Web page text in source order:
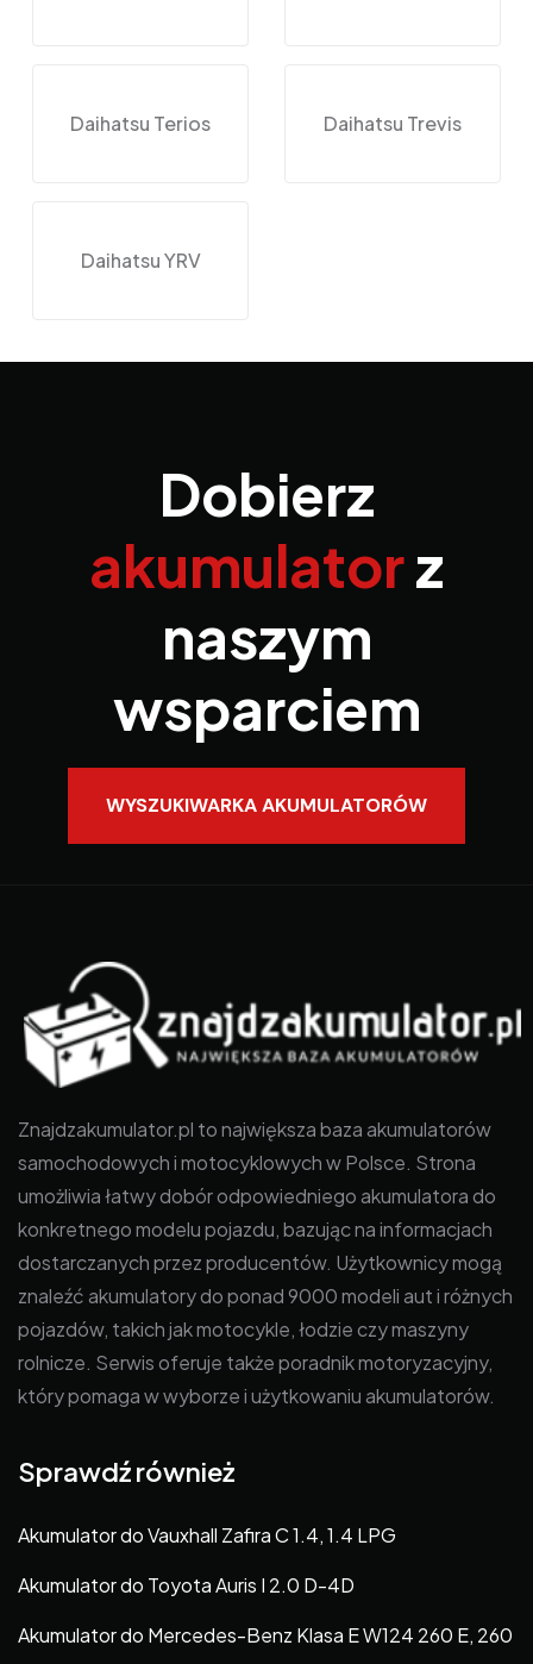
Daihatsu Terios Daihatsu Trevis
Daihatsu YRV
Dobierz
akumulatorz
naszym
wsparciem
WYSZUKIWARKA AKUMULATORÓW
Znajdzakumulator.pl to największa baza akumulatorów
samochodowych i motocyklowych w Polsce. Strona
umożliwia łatwy dobór odpowiedniego akumulatora do
konkretnego modelu pojazdu, bazując na informacjach
dostarczanych przez producentów. Użytkownicy mogą
znaleźć akumulatory do ponad 9000 modeli aut i różnych
pojazdów, takich jak motocykle, łodzie czy maszyny
rolnicze. Serwis oferuje także poradnik motoryzacyjny,
który pomaga w wyborze i użytkowaniu akumulatorów.
Sprawdź również
Akumulator do Vauxhall Zafira C 1.4, 1.4 LPG
Akumulator do Toyota Auris I 2.0 D-4D
Akumulator do Mercedes-Benz Klasa E W124 260 E, 260